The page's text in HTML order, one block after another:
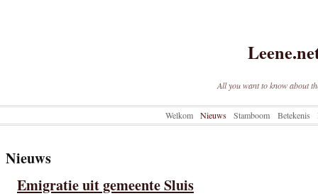
All you want to know about
Welkom Nieuws Stamboom Betekenis
Nieuws
Emigratie uit gemeente Sluis